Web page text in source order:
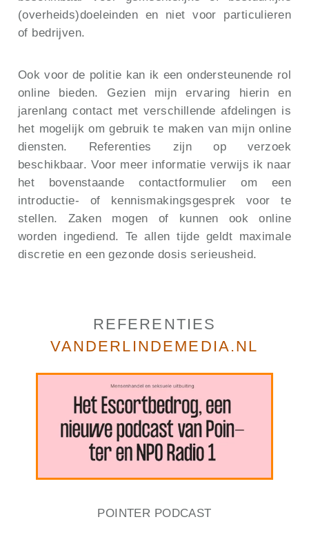
(overheids)doeleinden en niet voor particulieren
of bedrijven.
Ook voor de politie kan ik een ondersteunende rol
online bieden. Gezien mijn ervaring hierin en
jarenlang contact met verschillende afdelingen is
het mogelijk om gebruik te maken van mijn online
diensten. Referenties zijn op verzoek
beschikbaar. Voor meer informatie verwijs ik naar
het bovenstaande contactformulier om een
introductie- of kennismakingsgesprek voor te
stellen. Zaken mogen of kunnen ook online
worden ingediend. Te allen tijde geldt maximale
discretie en een gezonde dosis serieusheid.
REFERENTIES
VANDERLINDEMEDIA.NL
POINTER PODCAST